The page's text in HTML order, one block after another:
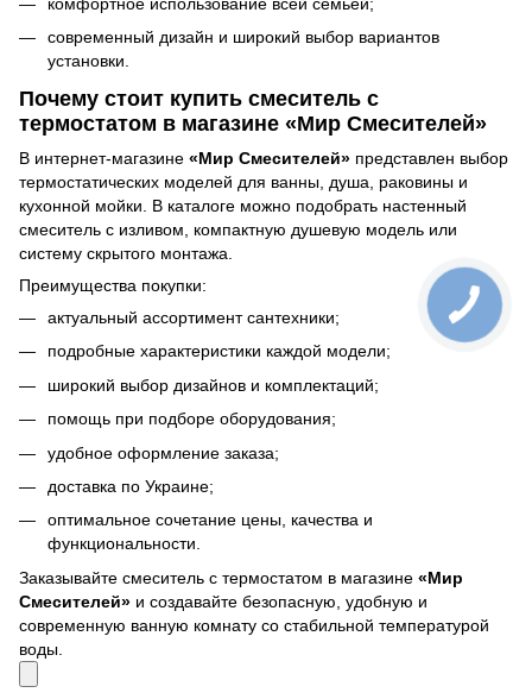
современный дизайн и широкий выбор вариантов
установки.
Почему стоит купить смеситель с
термостатом в магазине «Мир Смесителей»
В интернет-магазине «Мир Смесителей» представлен выбор
термостатических моделей для ванны, душа, раковины и
кухонной мойки. В каталоге можно подобрать настенный
смеситель с изливом, компактную душевую модель или
систему скрытого монтажа.
Преимущества покупки:
актуальный ассортимент сантехники;
подробные характеристики каждой модели;
широкий выбор дизайнов и комплектаций;
помощь при подборе оборудования;
удобное оформление заказа;
доставка по Украине;
оптимальное сочетание цены, качества и
функциональности.
Заказывайте смеситель с термостатом в магазине «Мир
Смесителей» и создавайте безопасную, удобную и
современную ванную комнату со стабильной температурой
воды.